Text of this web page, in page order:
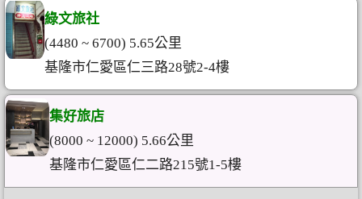
綠文旅社
(4480 ~ 6700) 5.65公里
基隆市仁愛區仁三路28號2-4樓
集好旅店
(8000 ~ 12000) 5.66公里
基隆市仁愛區仁二路215號1-5樓